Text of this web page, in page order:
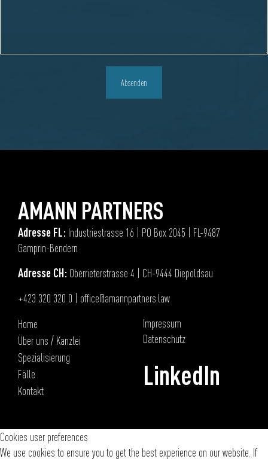
Absenden
AMANN PARTNERS
Adresse FL: Industriestrasse 16 | PO Box 2045 | FL-9487
Gamprin-Bendern
Adresse CH: Oberrieterstrasse 4 | CH-9444 Diepoldsau
+423 320 320 0
office@amannpartners.law
Home
Über uns / Kanzlei
Spezialisierung
Fälle
Kontakt
Impressum
Datenschutz
LinkedIn
Cookies user preferences
We use cookies to ensure you to get the best experience on our website. If